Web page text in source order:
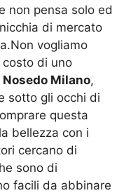
non pensa solo ed
di mercato
vogliamo
di uno
Milano,
sotto gli occhi di
questa
bellezza con i
cercano di
sono di
facili da abbinare